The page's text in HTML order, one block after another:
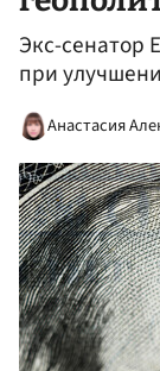
Экс-сенатор
при
Анастасия